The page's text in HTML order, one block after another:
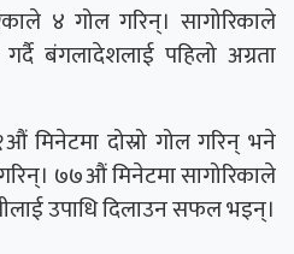
४ गोल गरिन्। सागोरिकाले
बंगलादेशलाई पहिलो अग्रता
मिनेटमा दोस्रो गोल गरिन् भने
७७औं मिनेटमा सागोरिकाले
उपाधि दिलाउन सफल भइन्।